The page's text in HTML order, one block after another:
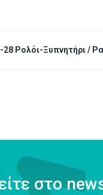
28 Ρολόι-Ξυπνητήρι /
στο